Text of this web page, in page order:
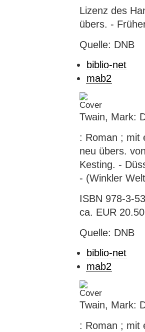
Lizenz des
übers. -
Quelle: DNB
biblio-net
mab2
Twain, Mark:
: Roman ; mit
neu übers.
Kesting. -
- (Winkler
ISBN 978-3-
ca. EUR
Quelle: DNB
biblio-net
mab2
Twain, Mark:
: Roman ; mit